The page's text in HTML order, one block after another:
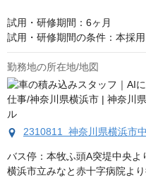
試用・研修期間：6ヶ月
試用・研修期間の条件：本採
勤務地の所在地/地図
2310811 神奈川県横浜市
バス停：本牧ふ頭A突堤中央よ
横浜市立みなと赤十字病院よ